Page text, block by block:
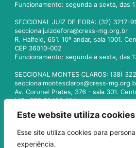
Este website utiliza cookies
Esse site utiliza cookies para
experiência.
Funcionamento: segunda a sexta, das
SECCIONAL JUIZ DE FORA: (32) 3217-
seccionaljuizdefora@cress-mg.org.br
R. Halfeld, 651. 10º andar, sala 1001.
CEP 36010-002
Funcionamento: segunda a sexta, das
SECCIONAL MONTES CLAROS: (38)
seccionalmontesclaros@cress-
Av. Coronel Prates, 376 - sala 301.
MG. CEP 39400-104
seccionaluberlandia@cress-mg.org.br
Av. Afonso Pena, 547 - sala 101.